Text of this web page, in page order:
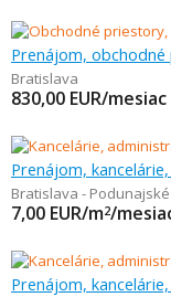
Prenájom,
Bratislava
830,00 EUR/mesiac
Prenájom,
Bratislava -
7,00 EUR/m2/
Prenájom,